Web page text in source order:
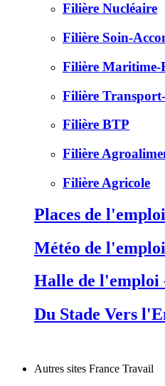
Filière Nucléaire
Filière Soin-
Filière Maritime-
Filière
Filière BTP
Filière
Filière Agricole
Places de
Météo de l'emploi
Halle de l'emploi
Du Stade Vers
Autres sites France Travail